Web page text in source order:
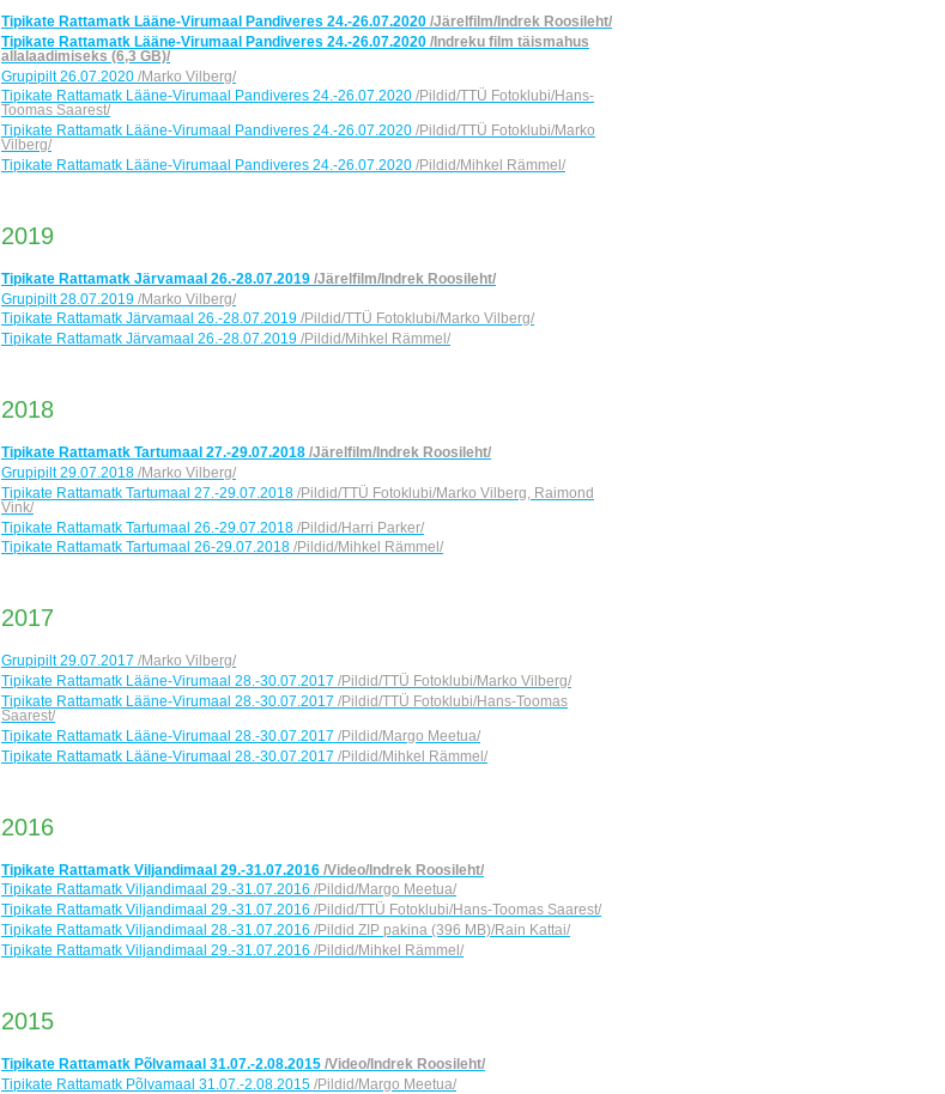
Tipikate Rattamatk Lääne-Virumaal Pandiveres 24.-26.07.2020 /Järelfilm/Indrek Roosileht/
Tipikate Rattamatk Lääne-Virumaal Pandiveres 24.-26.07.2020 /Indreku film täismahus
allalaadimiseks (6,3 GB)/
Grupipilt 26.07.2020 /Marko Vilberg/
Tipikate Rattamatk Lääne-Virumaal Pandiveres 24.-26.07.2020 /Pildid/TTÜ Fotoklubi/Hans-
Toomas Saarest/
Tipikate Rattamatk Lääne-Virumaal Pandiveres 24.-26.07.2020 /Pildid/TTÜ Fotoklubi/Marko
Vilberg/
Tipikate Rattamatk Lääne-Virumaal Pandiveres 24.-26.07.2020 /Pildid/Mihkel Rämmel/
2019
Tipikate Rattamatk Järvamaal 26.-28.07.2019 /Järelfilm/Indrek Roosileht/
Grupipilt 28.07.2019 /Marko Vilberg/
Tipikate Rattamatk Järvamaal 26.-28.07.2019 /Pildid/TTÜ Fotoklubi/Marko Vilberg/
Tipikate Rattamatk Järvamaal 26.-28.07.2019 /Pildid/Mihkel Rämmel/
2018
Tipikate Rattamatk Tartumaal 27.-29.07.2018 /Järelfilm/Indrek Roosileht/
Grupipilt 29.07.2018 /Marko Vilberg/
Tipikate Rattamatk Tartumaal 27.-29.07.2018 /Pildid/TTÜ Fotoklubi/Marko Vilberg, Raimond
Vink/
Tipikate Rattamatk Tartumaal 26.-29.07.2018 /Pildid/Harri Parker/
Tipikate Rattamatk Tartumaal 26-29.07.2018 /Pildid/Mihkel Rämmel/
2017
Grupipilt 29.07.2017 /Marko Vilberg/
Tipikate Rattamatk Lääne-Virumaal 28.-30.07.2017 /Pildid/TTÜ Fotoklubi/Marko Vilberg/
Tipikate Rattamatk Lääne-Virumaal 28.-30.07.2017 /Pildid/TTÜ Fotoklubi/Hans-Toomas
Saarest/
Tipikate Rattamatk Lääne-Virumaal 28.-30.07.2017 /Pildid/Margo Meetua/
Tipikate Rattamatk Lääne-Virumaal 28.-30.07.2017 /Pildid/Mihkel Rämmel/
2016
Tipikate Rattamatk Viljandimaal 29.-31.07.2016 /Video/Indrek Roosileht/
Tipikate Rattamatk Viljandimaal 29.-31.07.2016 /Pildid/Margo Meetua/
Tipikate Rattamatk Viljandimaal 29.-31.07.2016 /Pildid/TTÜ Fotoklubi/Hans-Toomas Saarest/
Tipikate Rattamatk Viljandimaal 28.-31.07.2016 /Pildid ZIP pakina (396 MB)/Rain Kattai/
Tipikate Rattamatk Viljandimaal 29.-31.07.2016 /Pildid/Mihkel Rämmel/
2015
Tipikate Rattamatk Põlvamaal 31.07.-2.08.2015 /Video/Indrek Roosileht/
Tipikate Rattamatk Põlvamaal 31.07.-2.08.2015 /Pildid/Margo Meetua/